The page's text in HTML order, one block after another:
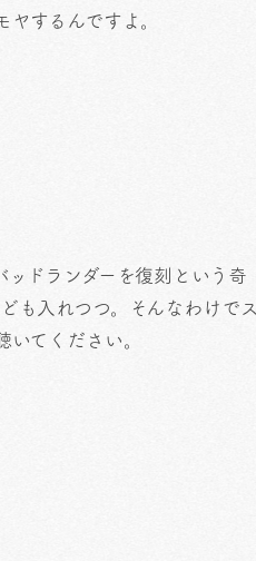
するんですよ。
ドランダーを復刻という奇
も入れつつ。そんなわけでス
てください。